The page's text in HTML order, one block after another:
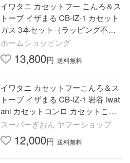
イワタニ カセットフー こんろ＆ス
トーブ イザまる CB-IZ-1 カセット
ガス 3本セット（ラッピング不
可）
ホームショッピング
13,800円 送料無料
イワタニ カセットフーこんろ＆ス
トーブ イザまる CB-IZ-1 岩谷 Iwat
ani カセットコンロ カセットこん
ろ カセットガスストーブ/srm
スーパーぎおん ヤフーショップ
12,000円 送料無料